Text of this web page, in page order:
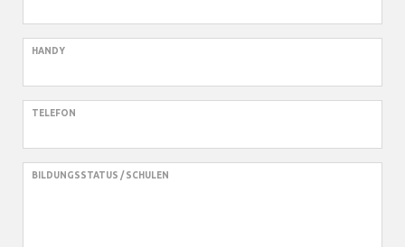
HANDY
TELEFON
BILDUNGSSTATUS / SCHULEN